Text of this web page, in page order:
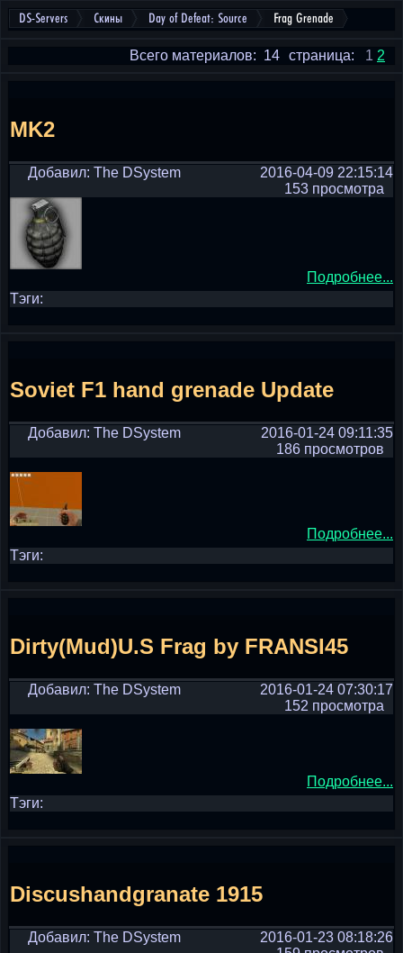
DS-Servers Скины Day of Defeat: Source Frag Grenade
страница: 1 2
Всего материалов: 14
MK2
Добавил: The DSystem
2016-04-09 22:15:14
153 просмотра
Подробнее...
Тэги:
Soviet F1 hand grenade Update
Добавил: The DSystem
2016-01-24 09:11:35
186 просмотров
Подробнее...
Тэги:
Dirty(Mud)U.S Frag by FRANSI45
Добавил: The DSystem
2016-01-24 07:30:17
152 просмотра
Подробнее...
Тэги:
Discushandgranate 1915
Добавил: The DSystem
2016-01-23 08:18:26